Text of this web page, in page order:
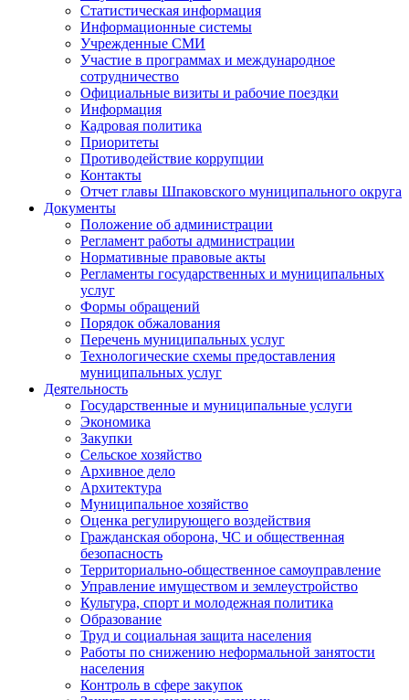
Статистическая информация
Информационные системы
Учрежденные СМИ
Участие в программах и международное
сотрудничество
Официальные визиты и рабочие поездки
Информация
Кадровая политика
Приоритеты
Противодействие коррупции
Контакты
Отчет главы Шпаковского муниципального округа
Документы
Положение об администрации
Регламент работы администрации
Нормативные правовые акты
Регламенты государственных и муниципальных
услуг
Формы обращений
Порядок обжалования
Перечень муниципальных услуг
Технологические схемы предоставления
муниципальных услуг
Деятельность
Государственные и муниципальные услуги
Экономика
Закупки
Сельское хозяйство
Архивное дело
Архитектура
Муниципальное хозяйство
Оценка регулирующего воздействия
Гражданская оборона, ЧС и общественная
безопасность
Территориально-общественное самоуправление
Управление имуществом и землеустройство
Культура, спорт и молодежная политика
Образование
Труд и социальная защита населения
Работы по снижению неформальной занятости
населения
Контроль в сфере закупок